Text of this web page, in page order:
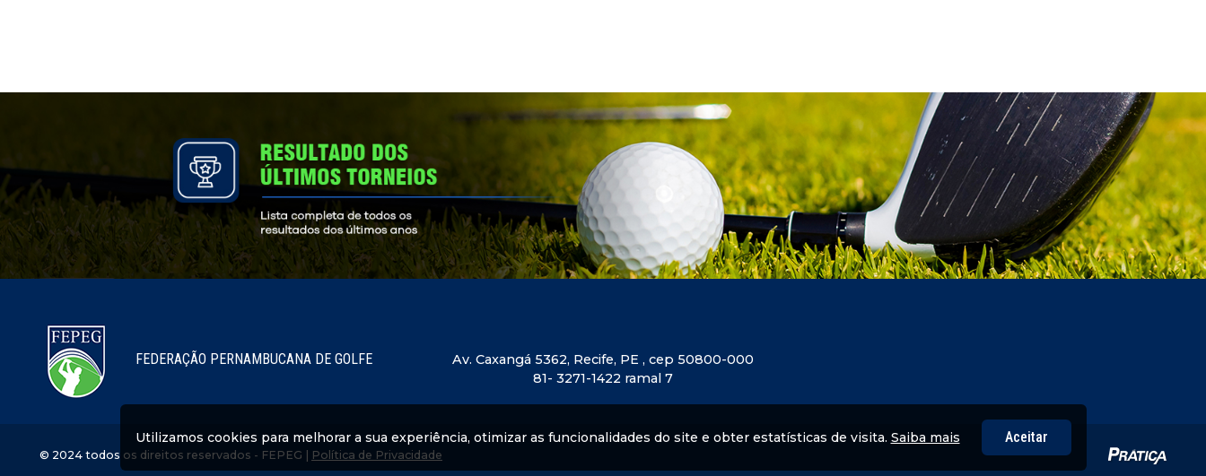
FEDERAÇÃO PERNAMBUCANA DE GOLFE
Av. Caxangá 5362, Recife, PE , cep 50800-000
81- 3271-1422 ramal 7
© 2024 todos os direitos reservados - FEPEG | Política de Privacidade
Utilizamos cookies para melhorar a sua experiência, otimizar as funcionalidades do site e obter estatísticas de visita. Saiba mais Aceitar